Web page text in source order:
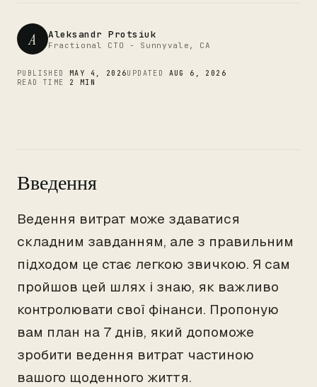
A Aleksandr Protsiuk
Fractional CTO - Sunnyvale, CA
PUBLISHED MAY 4, 2026UPDATED AUG 6, 2026
READ TIME 2 MIN
Введення
Ведення витрат може здаватися
складним завданням, але з правильним
підходом це стає легкою звичкою. Я сам
пройшов цей шлях і знаю, як важливо
контролювати свої фінанси. Пропоную
вам план на 7 днів, який допоможе
зробити ведення витрат частиною
вашого щоденного життя.